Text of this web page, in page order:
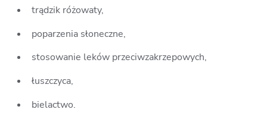
trądzik różowaty,
poparzenia słoneczne,
stosowanie leków przeciwzakrzepowych,
łuszczyca,
bielactwo.